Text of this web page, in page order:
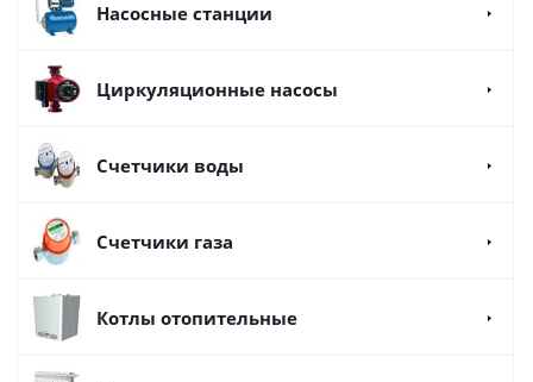
Насосные станции
Циркуляционные насосы
Счетчики воды
Счетчики газа
Котлы отопительные